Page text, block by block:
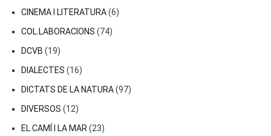
CINEMA I LITERATURA(6)
COL.LABORACIONS (74)
DCVB (19)
DIALECTES (16)
DICTATS DE LA NATURA(97)
DIVERSOS (12)
EL CAMÍ I LA MAR(23)